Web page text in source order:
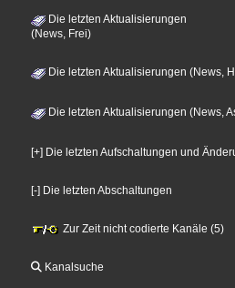
Die letzten Aktualisierungen
(News, Frei)
Die letzten Aktualisierungen (News,
Die letzten Aktualisierungen (News,
[+] Die letzten Aufschaltungen und
[-] Die letzten Abschaltungen
Zur Zeit nicht codierte Kanäle (5)
Kanalsuche